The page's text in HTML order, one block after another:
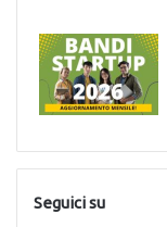
Seguici su